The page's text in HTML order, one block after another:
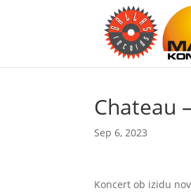
Chateau
Sep 6, 2023
Koncert ob izidu